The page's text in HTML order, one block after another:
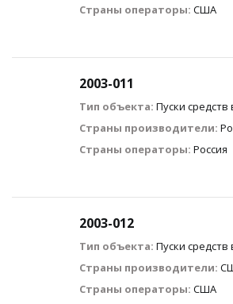
Страны операторы: США
2003-011
Тип объекта: Пуски
Страны производители:
Страны операторы: Россия
2003-012
Тип объекта: Пуски
Страны производители:
Страны операторы: США